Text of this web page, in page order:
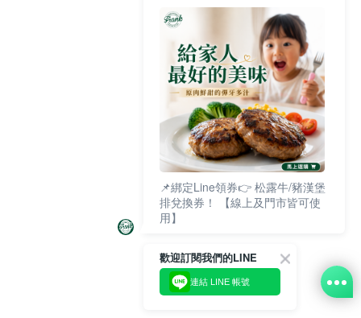
📌綁定Line領券👉 松露牛/豬漢堡
排兌換券！ 【線上及門市皆可使
用】
歡迎訂閱我們的LINE
連結 LINE 帳號